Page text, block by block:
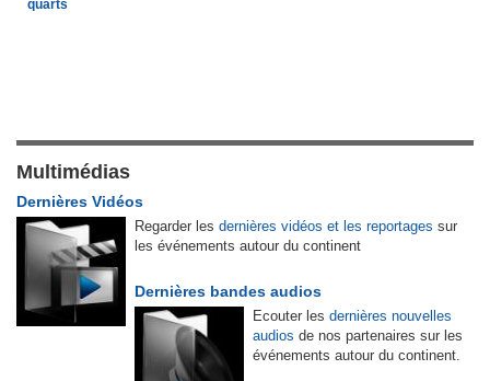
quarts
Multimédias
Dernières Vidéos
Regarder les dernières vidéos et les reportages sur
les événements autour du continent
Dernières bandes audios
Ecouter les dernières nouvelles
audios de nos partenaires sur les
événements autour du continent.